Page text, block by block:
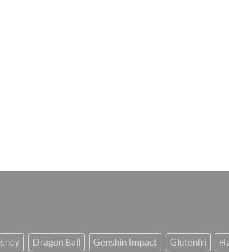
Dragon Ball Genshin Impact Glutenfri